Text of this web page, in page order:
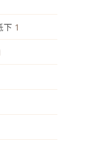
下 1